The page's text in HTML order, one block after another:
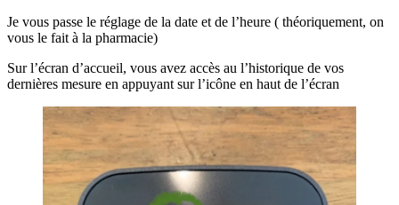
Je vous passe le réglage de la date et de l’heure ( théoriquement, on
vous le fait à la pharmacie)
Sur l’écran d’accueil, vous avez accès au l’historique de vos
dernières mesure en appuyant sur l’icône en haut de l’écran